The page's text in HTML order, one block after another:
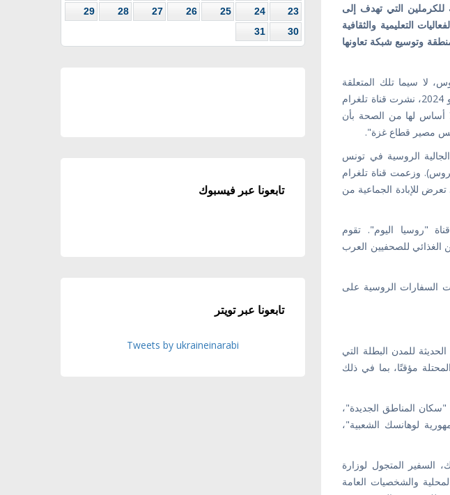
للكرملين التي تهدف إلى
التعليمية والثقافية
وتوسيع شبكة تعاونها
لا سيما تلك المتعلقة
بأوكرانيا، بالإضافة إلى محتوى وسائل الإعلام الروسية الحكومية الدولية. على سبيل المثال، في 27 مايو 2024، نشرت قناة تلغرام
أساس لها من الصحة بأن
مصير قطاع غزة".
الروسية في تونس
وزعمت قناة تلغرام
للإبادة الجماعية من
"روسيا اليوم". تقوم
الغذائي للصحفيين العرب
السفارات الروسية على
الحديثة للمدن البطلة التي
مؤقتًا، بما في ذلك
"سكان المناطق الجديدة"،
لوهانسك الشعبية"،
السفير المتجول لوزارة
والشخصيات العامة
23
24
25
26
27
28
29
30
31
تابعونا عبر فيسبوك
تابعونا عبر تويتر
Tweets by ukraineinarabi